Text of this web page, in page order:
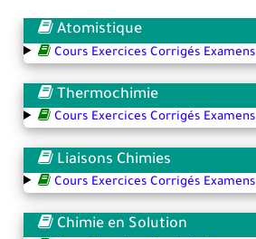
Atomistique
Cours Exercices Corrigés Examens
Thermochimie
Cours Exercices Corrigés Examens
Liaisons Chimies
Cours Exercices Corrigés Examens
Chimie en Solution